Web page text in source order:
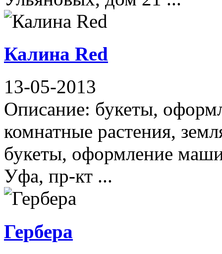
Калина Red
13-05-2013
Описание: букеты,
комнатные растения,
букеты, оформление
Уфа, пр-кт ...
Гербера